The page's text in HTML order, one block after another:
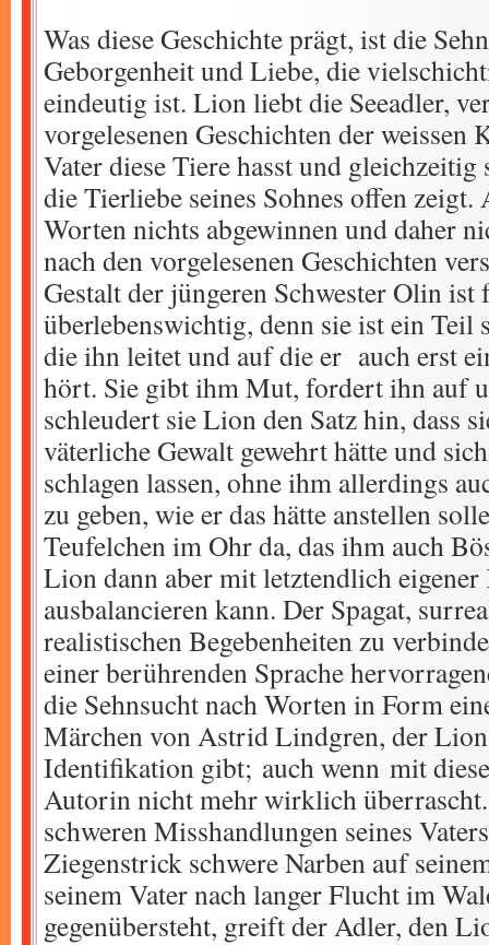
Was diese Geschichte prägt, ist die
Geborgenheit und Liebe, die
eindeutig ist. Lion liebt die Seeadler,
vorgelesenen Geschichten der weissen
Vater diese Tiere hasst und
die Tierliebe seines Sohnes offen zeigt.
Worten nichts abgewinnen und daher
nach den vorgelesenen Geschichten
Gestalt der jüngeren Schwester Olin
überlebenswichtig, denn sie ist ein Teil
die ihn leitet und auf die er auch erst
hört. Sie gibt ihm Mut, fordert ihn auf
schleudert sie Lion den Satz hin, dass
väterliche Gewalt gewehrt hätte und
schlagen lassen, ohne ihm allerdings
zu geben, wie er das hätte anstellen
Teufelchen im Ohr da, das ihm auch
Lion dann aber mit letztendlich
ausbalancieren kann. Der Spagat,
realistischen Begebenheiten zu
einer berührenden Sprache
die Sehnsucht nach Worten in Form
Märchen von Astrid Lindgren, der
Identifikation gibt; auch wenn mit
Autorin nicht mehr wirklich
schweren Misshandlungen seines
Ziegenstrick schwere Narben auf
seinem Vater nach langer Flucht im
gegenübersteht, greift der Adler, den